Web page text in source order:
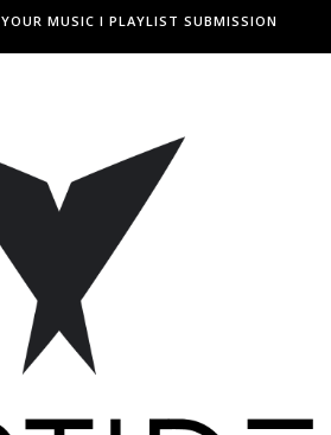
MUSIC I PLAYLIST SUBMISSION